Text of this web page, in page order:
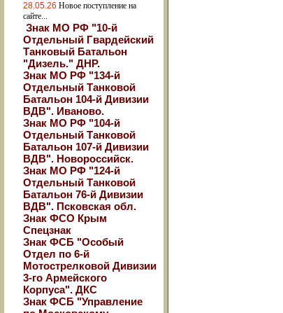
28.05.26 Новое поступление на
сайте...
Знак МО РФ "10-й
Отдельный Гвардейский
Танковый Батальон
"Дизель." ДНР.
Знак МО РФ "134-й
Отдельный Танковой
Батальон 104-й Дивизии
ВДВ". Иваново.
Знак МО РФ "104-й
Отдельный Танковой
Батальон 107-й Дивизии
ВДВ". Новороссийск.
Знак МО РФ "124-й
Отдельный Танковой
Батальон 76-й Дивизии
ВДВ". Псковская обл.
Знак ФСО Крым
Спецзнак
Знак ФСБ "Особый
Отдел по 6-й
Мотострелковой Дивизии
3-го Армейского
Корпуса". ДКС
Знак ФСБ "Управление